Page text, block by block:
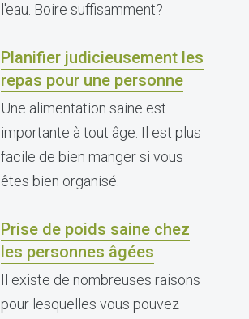
l'eau. Boire suffisamment?
Planifier judicieusement les
repas pour une personne
Une alimentation saine est
importante à tout âge. Il est plus
facile de bien manger si vous
êtes bien organisé.
Prise de poids saine chez
les personnes âgées
Il existe de nombreuses raisons
pour lesquelles vous pouvez